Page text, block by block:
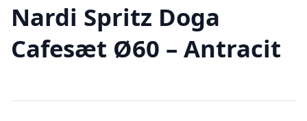
Nardi Spritz Doga
Cafesæt Ø60 – Antracit